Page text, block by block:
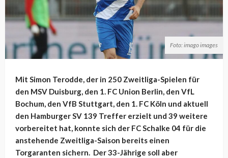
Foto: imago images
Mit Simon Terodde, der in 250 Zweitliga-Spielen für
den MSV Duisburg, den 1. FC Union Berlin, den VfL
Bochum, den VfB Stuttgart, den 1. FC Köln und aktuell
den Hamburger SV 139 Treffer erzielt und 39 weitere
vorbereitet hat, konnte sich der FC Schalke 04 für die
anstehende Zweitliga-Saison bereits einen
Torgaranten sichern. Der 33-Jährige soll aber